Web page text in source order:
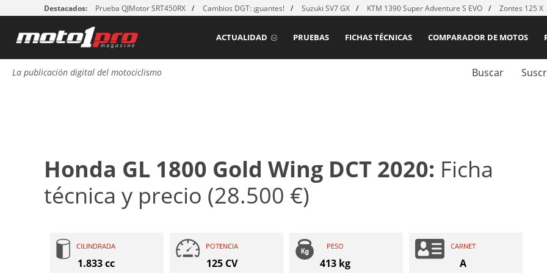
Destacados: Prueba QJMotor SRT450RX Cambios DGT: ¡guantes! Suzuki SV7 GX KTM 1390 Super Adventure S EVO Zontes 125 X
COMPARADOR DE MOTOS
FICHAS TÉCNICAS
PRUEBAS
ACTUALIDAD
La publicación digital del motociclismo Buscar
Honda GL 1800 Gold Wing DCT 2020: Ficha
técnica y precio (28.500 €)
CILINDRADA
1.833 cc
POTENCIA
125 CV
PESO
413 kg
CARNET
A